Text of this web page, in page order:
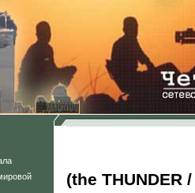
(the THUNDER